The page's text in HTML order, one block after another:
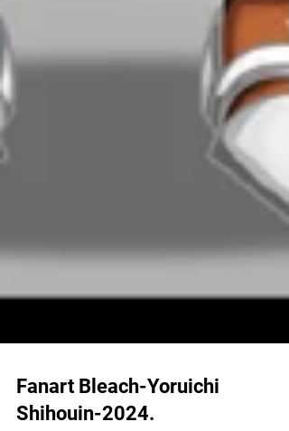
Fanart Bleach-Yoruichi